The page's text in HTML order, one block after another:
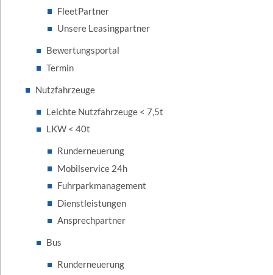
FleetPartner
Unsere Leasingpartner
Bewertungsportal
Termin
Nutzfahrzeuge
Leichte Nutzfahrzeuge < 7,5t
LKW < 40t
Runderneuerung
Mobilservice 24h
Fuhrparkmanagement
Dienstleistungen
Ansprechpartner
Bus
Runderneuerung